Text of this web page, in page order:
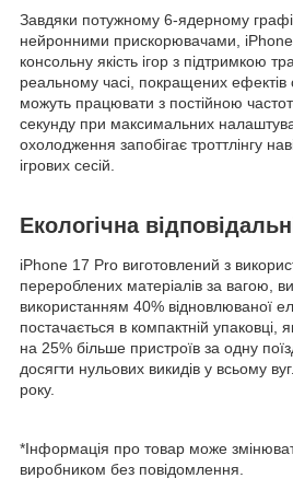
Завдяки потужному 6-ядерному
нейронними прискорювачами,
консольну якість ігор з підтримкою
реальному часі, покращених ефектів
можуть працювати з постійною
секунду при максимальних
охолодження запобігає троттлінгу
ігрових сесій.
Екологічна
iPhone 17 Pro виготовлений з
перероблених матеріалів за вагою,
використанням 40% відновлюваної
постачається в компактній упаковці,
на 25% більше пристроїв за одну
досягти нульових викидів у всьому
року.
*Інформація про товар може
виробником без повідомлення.